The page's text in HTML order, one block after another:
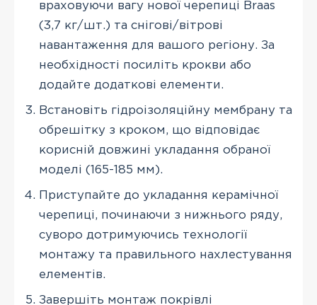
враховуючи вагу нової черепиці Braas
(3,7 кг/шт.) та снігові/вітрові
навантаження для вашого регіону. За
необхідності посиліть крокви або
додайте додаткові елементи.
Встановіть гідроізоляційну мембрану та
обрешітку з кроком, що відповідає
корисній довжині укладання обраної
моделі (165-185 мм).
Приступайте до укладання керамічної
черепиці, починаючи з нижнього ряду,
суворо дотримуючись технології
монтажу та правильного нахлестування
елементів.
Завершіть монтаж покрівлі